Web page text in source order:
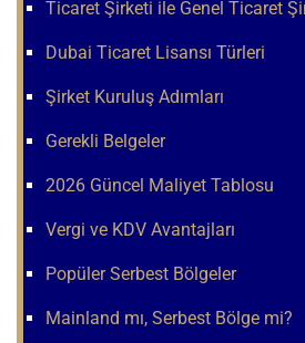
Ticaret Şirketi ile Genel Ticaret
Dubai Ticaret Lisansı Türleri
Şirket Kuruluş Adımları
Gerekli Belgeler
2026 Güncel Maliyet Tablosu
Vergi ve KDV Avantajları
Popüler Serbest Bölgeler
Mainland mı, Serbest Bölge mi?